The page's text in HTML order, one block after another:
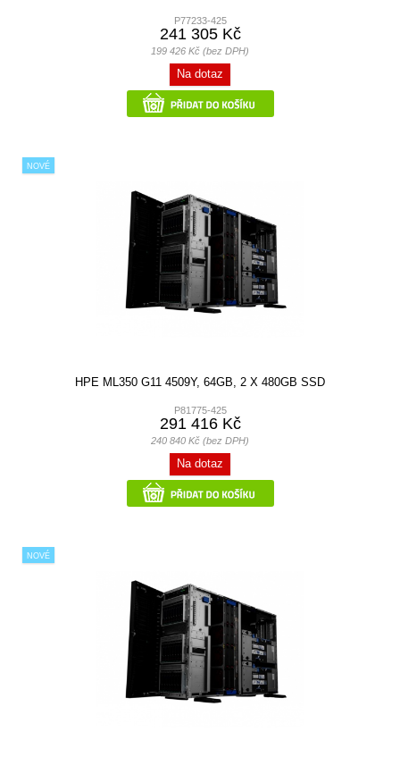
P77233-425
241 305 Kč
199 426 Kč (bez DPH)
Na dotaz
NOVÉ
HPE ML350 G11 4509Y, 64GB, 2 X 480GB SSD
P81775-425
291 416 Kč
240 840 Kč (bez DPH)
Na dotaz
NOVÉ